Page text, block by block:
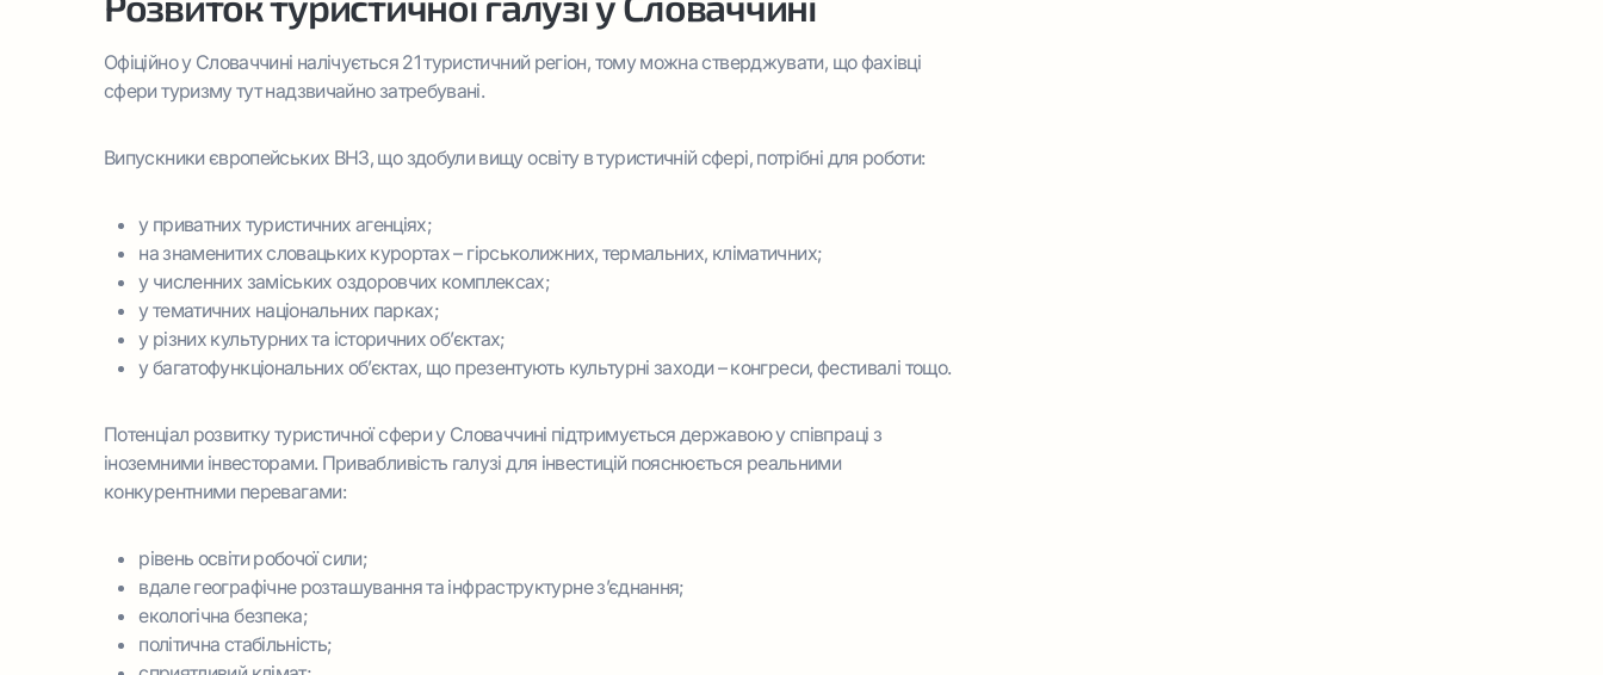
Офіційно у Словаччині налічується 21 туристичний регіон, тому можна стверджувати, що фахівці
сфери туризму тут надзвичайно затребувані.
Випускники європейських ВНЗ, що здобули вищу освіту в туристичній сфері, потрібні для роботи:
у приватних туристичних агенціях;
на знаменитих словацьких курортах – гірськолижних, термальних, кліматичних;
у численних заміських оздоровчих комплексах;
у тематичних національних парках;
у різних культурних та історичних об’єктах;
у багатофункціональних об’єктах, що презентують культурні заходи – конгреси, фестивалі тощо.
Потенціал розвитку туристичної сфери у Словаччині підтримується державою у співпраці з
іноземними інвесторами. Привабливість галузі для інвестицій пояснюється реальними
конкурентними перевагами:
рівень освіти робочої сили;
вдале географічне розташування та інфраструктурне з’єднання;
екологічна безпека;
політична стабільність;